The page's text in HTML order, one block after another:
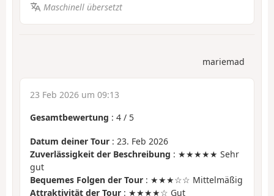
Maschinell übersetzt
mariemad
23 Feb 2026 um 09:13
Gesamtbewertung : 4 / 5
Datum deiner Tour : 23. Feb 2026
Zuverlässigkeit der Beschreibung : ★★★★★ Sehr
gut
Bequemes Folgen der Tour : ★★★☆☆ Mittelmäßig
Attraktivität der Tour : ★★★★☆ Gut